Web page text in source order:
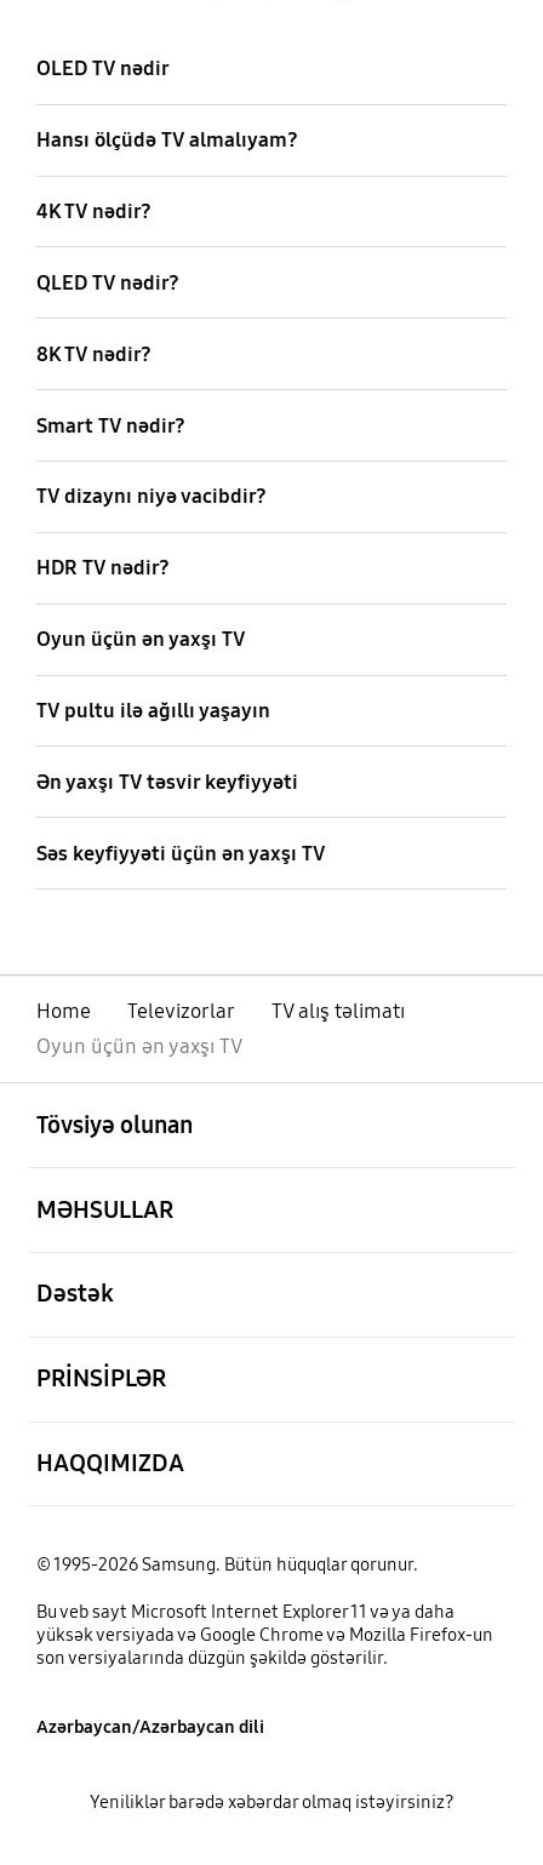
OLED TV nədir
Hansı ölçüdə TV almalıyam?
4K TV nədir?
QLED TV nədir?
8K TV nədir?
Smart TV nədir?
TV dizaynı niyə vacibdir?
HDR TV nədir?
Oyun üçün ən yaxşı TV
TV pultu ilə ağıllı yaşayın
Ən yaxşı TV təsvir keyfiyyəti
Səs keyfiyyəti üçün ən yaxşı TV
Home Televizorlar
TV alış təlimatı
Oyun üçün ən yaxşı TV
Tövsiyə olunan
MƏHSULLAR
Dəstək
PRİNSİPLƏR
HAQQIMIZDA
© 1995-2026 Samsung. Bütün hüquqlar qorunur.
Bu veb sayt Microsoft Internet Explorer 11 və ya daha
yüksək versiyada və Google Chrome və Mozilla Firefox-un
son versiyalarında düzgün şəkildə göstərilir.
Azərbaycan/Azərbaycan dili
Yeniliklər barədə xəbərdar olmaq istəyirsiniz?